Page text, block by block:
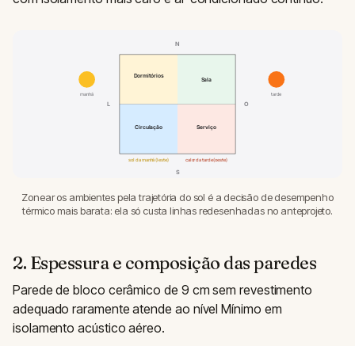
Dormitórios
sol da manhã (leste)
Serviço
calor da tarde (oeste)
Sala
Circulação
N
S
L O
manhã tarde
Zonear os ambientes pela trajetória do sol é a decisão de desempenho
térmico mais barata: ela só custa linhas redesenhadas no anteprojeto.
2. Espessura e composição das paredes
Parede de bloco cerâmico de 9 cm sem revestimento
adequado raramente atende ao nível Mínimo em
isolamento acústico aéreo.